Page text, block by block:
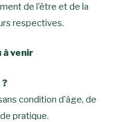
de l’être et de la
respectives.
venir
condition d’âge, de
pratique.